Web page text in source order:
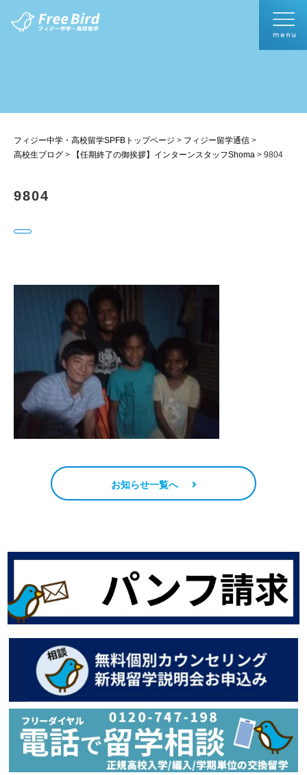
フィジー中学・高校留学SPFBトップページ > フィジー留学通信 >
高校生ブログ > 【任期終了の御挨拶】インターンスタッフShoma > 9804
9804
お知らせ一覧へ